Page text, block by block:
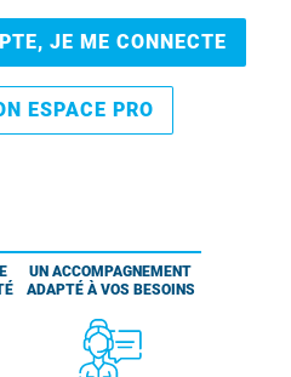
JE ME CONNECTE
ESPACE PRO
UN ACCOMPAGNEMENT
ADAPTÉ À VOS BESOINS